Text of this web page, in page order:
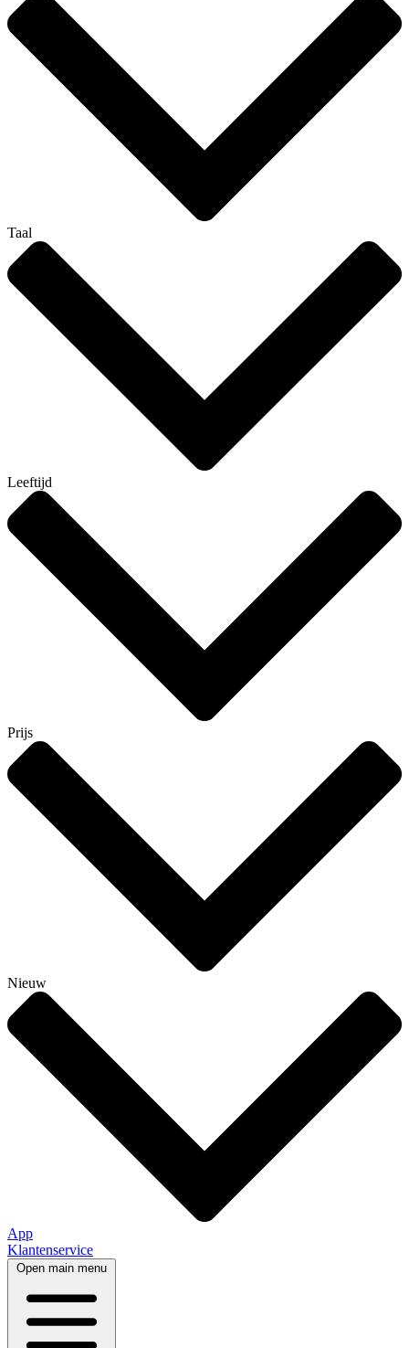
Taal
Leeftijd
Prijs
Nieuw
App
Klantenservice
Open main menu